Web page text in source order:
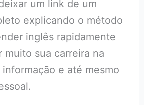
um link de um
explicando o método
inglês rapidamente
muito sua carreira na
e até mesmo